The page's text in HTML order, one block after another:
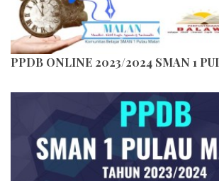
PPDB ONLINE 2023/2024 SMAN 1